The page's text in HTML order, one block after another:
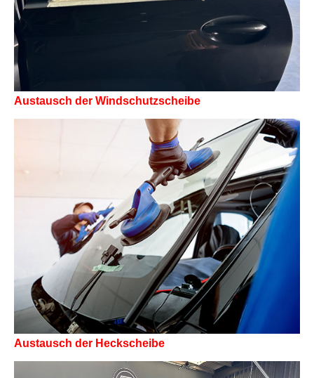
Austausch der Windschutzscheibe
Austausch der Heckscheibe